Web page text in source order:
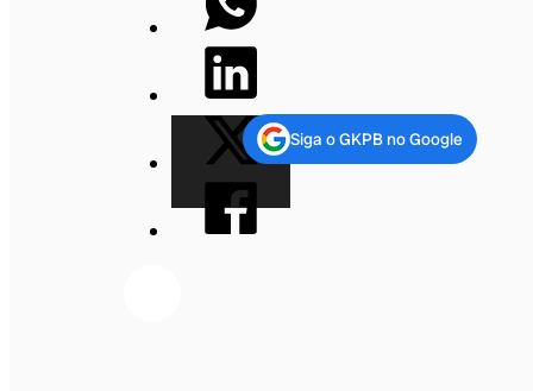
Siga o GKPB no Google